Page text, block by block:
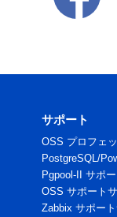
サポート
OSS プロフェ
PostgreSQL/
Pgpool-II サポ
OSS サポート
Zabbix サポー